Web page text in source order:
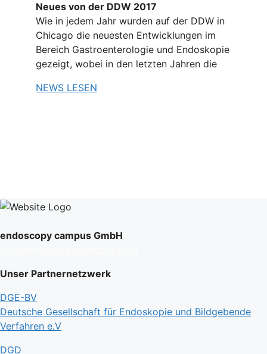
Neues von der DDW 2017
Wie in jedem Jahr wurden auf der DDW in
Chicago die neuesten Entwicklungen im
Bereich Gastroenterologie und Endoskopie
gezeigt, wobei in den letzten Jahren die
NEWS LESEN
endoscopy campus GmbH
Unser Partnernetzwerk
DGE-BV
Deutsche Gesellschaft für Endoskopie und Bildgebende
Verfahren e.V
DGD